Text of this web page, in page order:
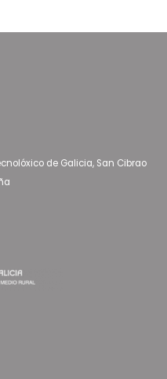
de Galicia, San Cibrao